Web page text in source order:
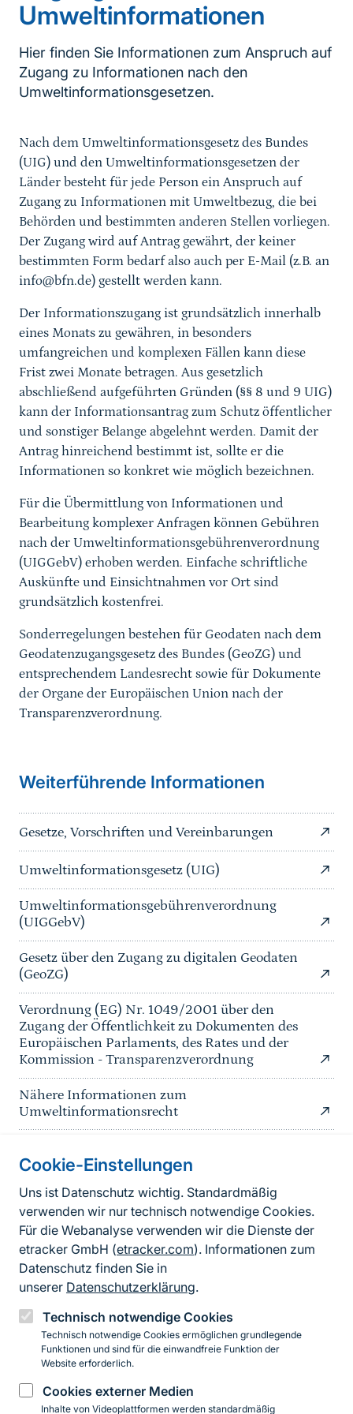
Cookie-Einstellungen
Uns ist Datenschutz wichtig. Standardmäßig
verwenden wir nur technisch notwendige Cookies.
Für die Webanalyse verwenden wir die Dienste der
etracker GmbH (etracker.com). Informationen zum
Datenschutz finden Sie in
unserer Datenschutzerklärung.
Technisch notwendige Cookies
Technisch notwendige Cookies ermöglichen grundlegende
Funktionen und sind für die einwandfreie Funktion der
Website erforderlich.
Cookies externer Medien
Inhalte von Videoplattformen werden standardmäßig
Umweltinformationen
Hier finden Sie Informationen zum Anspruch auf
Zugang zu Informationen nach den
Umweltinformationsgesetzen.
Nach dem Umweltinformationsgesetz des Bundes
(UIG) und den Umweltinformationsgesetzen der
Länder besteht für jede Person ein Anspruch auf
Zugang zu Informationen mit Umweltbezug, die bei
Behörden und bestimmten anderen Stellen vorliegen.
Der Zugang wird auf Antrag gewährt, der keiner
bestimmten Form bedarf also auch per E-Mail (z.B. an
info@bfn.de) gestellt werden kann.
Der Informationszugang ist grundsätzlich innerhalb
eines Monats zu gewähren, in besonders
umfangreichen und komplexen Fällen kann diese
Frist zwei Monate betragen. Aus gesetzlich
abschließend aufgeführten Gründen (§§ 8 und 9 UIG)
kann der Informationsantrag zum Schutz öffentlicher
und sonstiger Belange abgelehnt werden. Damit der
Antrag hinreichend bestimmt ist, sollte er die
Informationen so konkret wie möglich bezeichnen.
Für die Übermittlung von Informationen und
Bearbeitung komplexer Anfragen können Gebühren
nach der Umweltinformationsgebührenverordnung
(UIGGebV) erhoben werden. Einfache schriftliche
Auskünfte und Einsichtnahmen vor Ort sind
grundsätzlich kostenfrei.
Sonderregelungen bestehen für Geodaten nach dem
Geodatenzugangsgesetz des Bundes (GeoZG) und
entsprechendem Landesrecht sowie für Dokumente
der Organe der Europäischen Union nach der
Transparenzverordnung.
Weiterführende Informationen
Gesetze, Vorschriften und Vereinbarungen
Umweltinformationsgesetz (UIG)
Umweltinformationsgebührenverordnung
(UIGGebV)
Gesetz über den Zugang zu digitalen Geodaten
(GeoZG)
Verordnung (EG) Nr. 1049/2001 über den
Zugang der Öffentlichkeit zu Dokumenten des
Europäischen Parlaments, des Rates und der
Kommission - Transparenzverordnung
Nähere Informationen zum
Umweltinformationsrecht
Informationen zur Seite
FußzeileKontakt zum BfN
Kontaktformular
Erklärung zur Barrierefreiheit
Impressum
Datenschutz
InstagramFacebookYouTubeLinkedIn